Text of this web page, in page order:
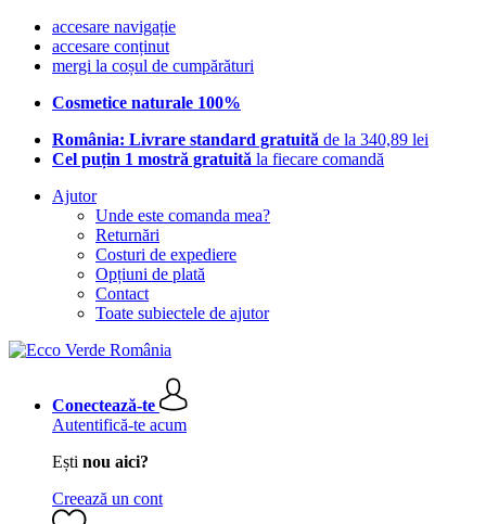
accesare navigație
accesare conținut
mergi la coșul de cumpărături
Cosmetice naturale 100%
România: Livrare standard gratuită de la 340,89 lei
Cel puțin 1 mostră gratuită la fiecare comandă
Ajutor
Unde este comanda mea?
Returnări
Costuri de expediere
Opțiuni de plată
Contact
Toate subiectele de ajutor
Conectează-te
Autentifică-te acum
Ești nou aici?
Creează un cont